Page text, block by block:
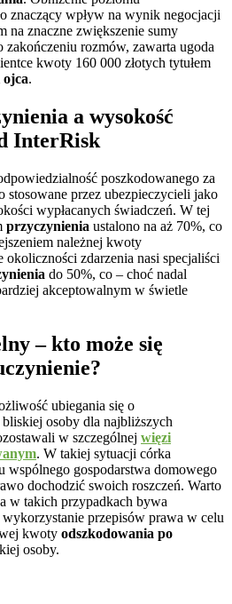
znaczący wpływ na wynik negocjacji
na znaczne zwiększenie sumy
zakończeniu rozmów, zawarta ugoda
kwoty 160 000 złotych tytułem
ojca.
a wysokość
InterRisk
poszkodowanego za
stosowane przez ubezpieczycieli jako
wypłacanych świadczeń. W tej
przyczynienia ustalono na aż 70%, co
należnej kwoty
okoliczności zdarzenia nasi specjaliści
do 50%, co – choć nadal
akceptowalnym w świetle
– kto może się
ubiegania się o
bliskiej osoby dla najbliższych
w szczególnej więzi
. W takiej sytuacji córka
wspólnego gospodarstwa domowego
dochodzić swoich roszczeń. Warto
w takich przypadkach bywa
przepisów prawa w celu
kwoty odszkodowania po
osoby.